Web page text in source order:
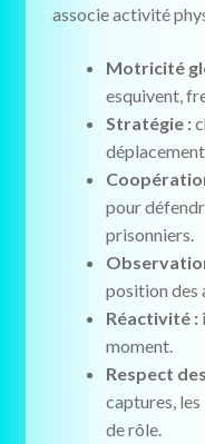
associe activité
Motricité
esquivent,
Stratégie :
pour
prisonniers.
position des
Réactivité :
moment.
Respect
captures,
de rôle.